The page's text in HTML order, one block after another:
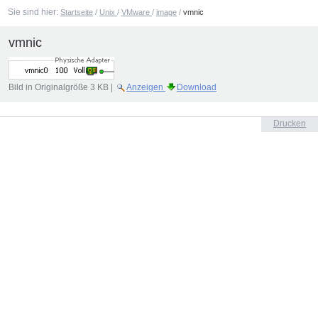
Sie sind hier: Startseite / Unix/VMware/image /vmnic
vmnic
Bild in Originalgröße 3 KB Anzeigen Download
Drucken